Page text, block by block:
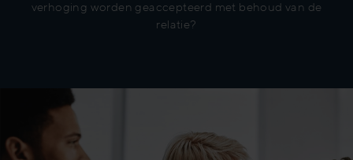
verhoging worden geaccepteerd met behoud van de
relatie?